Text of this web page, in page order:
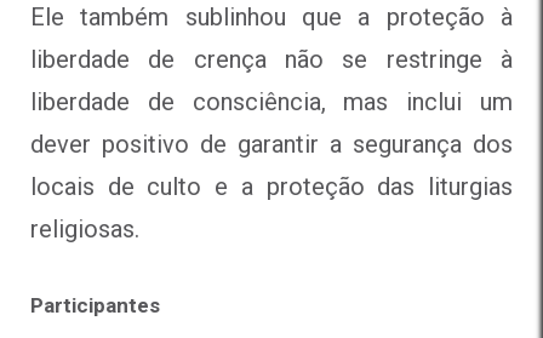
Ele também sublinhou que a proteção à
liberdade de crença não se restringe à
liberdade de consciência, mas inclui um
dever positivo de garantir a segurança dos
locais de culto e a proteção das liturgias
religiosas.
Participantes